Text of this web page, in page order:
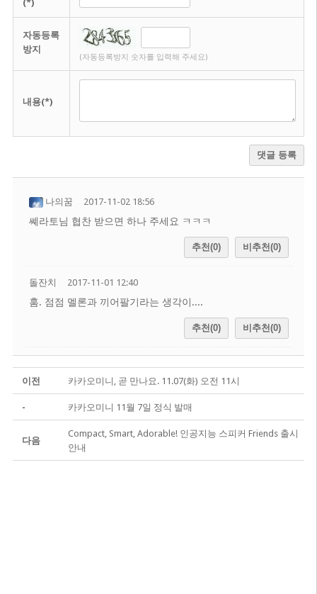
(*)
자동등록
방지
(자동등록방지 숫자를 입력해 주세요)
내용(*)
댓글 등록
나의꿈 2017-11-02 18:56
쎼라토님 협찬 받으면 하나 주세요 ㅋㅋㅋ
추천(0) 비추천(0)
돌잔치 2017-11-01 12:40
훔. 점점 멜론과 끼어팔기라는 생각이....
추천(0) 비추천(0)
이전 카카오미니, 곧 만나요. 11.07(화) 오전 11시
- 카카오미니 11월 7일 정식 발매
다음
Compact, Smart, Adorable! 인공지능 스피커 Friends 출시
안내